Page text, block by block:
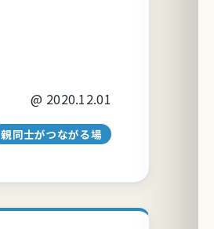
@ 2020.12.01
親同士がつながる場